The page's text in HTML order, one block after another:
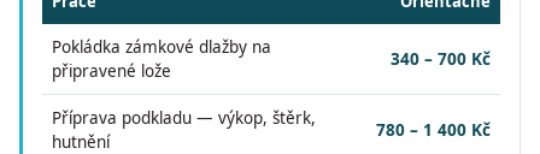
Pokládka zámkové dlažby na
připravené lože
340 – 700 Kč
Příprava podkladu — výkop, štěrk,
hutnění
780 – 1 400 Kč